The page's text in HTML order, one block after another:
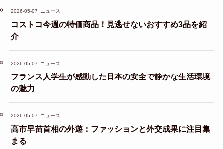
2026-05-07 ニュース
コストコ今週の特価商品！見逃せないおすすめ3品を紹
介
2026-05-07 ニュース
フランス人学生が感動した日本の安全で静かな生活環境
の魅力
2026-05-07 ニュース
高市早苗首相の外遊：ファッションと外交成果に注目集
まる